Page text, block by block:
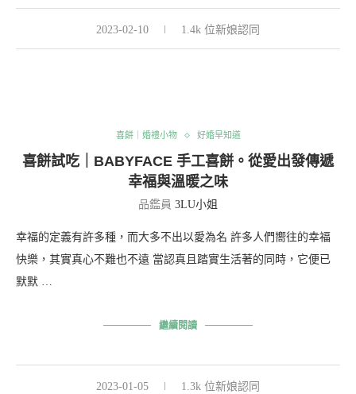
2023-02-10 1.4k 位新娘認同
喜餅｜婚禮小物 好婚早知道
喜餅試吃｜BABYFACE 手工喜餅。從愛出發傳遞
幸福與溫暖之味
品鑑員 3LU小姐
幸福的定義有許多種，而大多不出以愛為名 許多人們嚮往的幸福
快樂，其實真心不難也不遠 當認真且踏實生活著的同時，它便已
默默 …
繼續閱讀
2023-01-05 1.3k 位新娘認同